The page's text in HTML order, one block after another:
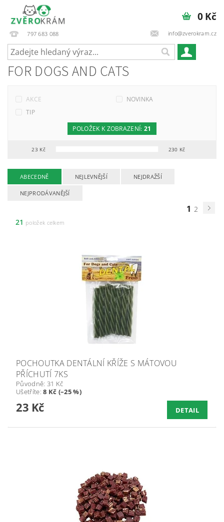
797 683 088 info@zverokram.cz
0 Kč
FOR DOGS AND CATS
AKCE
NOVINKA
TIP
23 Kč 230 Kč
POLOŽEK K ZOBRAZENÍ:21
ABECEDNĚ NEJLEVNĚJŠÍ NEJDRAŽŠÍ
NEJPRODÁVANĚJŠÍ
1 2
21 položek celkem
POCHOUTKA DENTÁLNÍ KŘÍŽE S MÁTOVOU
PŘÍCHUTÍ 7KS
Původně: 31 Kč
Ušetříte:8 Kč (–25 %)
23 Kč DETAIL